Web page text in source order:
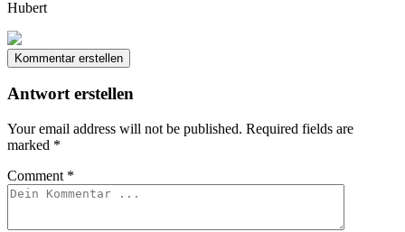
Hubert
Kommentar erstellen
Antwort erstellen
Your email address will not be published. Required fields are
marked *
Comment *